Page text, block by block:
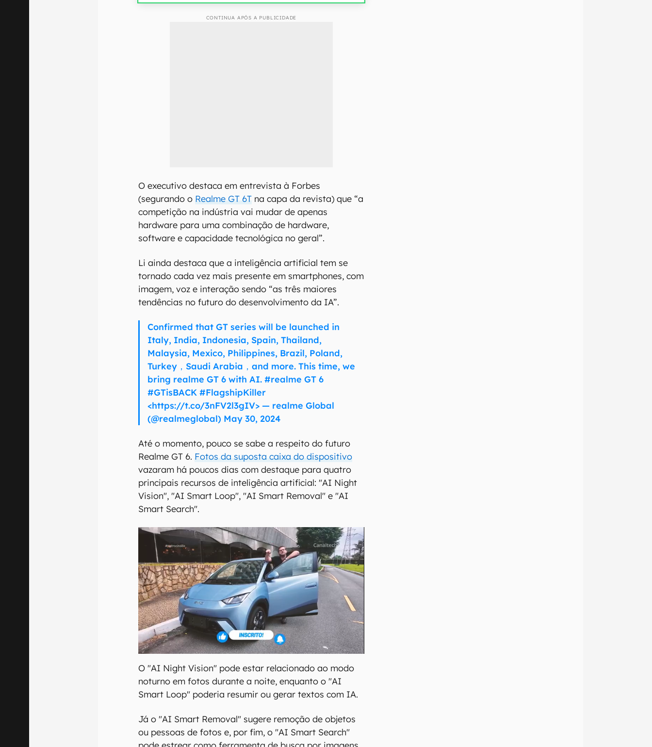
CONTINUA APÓS A PUBLICIDADE
O executivo destaca em entrevista à Forbes
(segurando o Realme GT 6T na capa da revista) que “a
competição na indústria vai mudar de apenas
hardware para uma combinação de hardware,
software e capacidade tecnológica no geral”.
Li ainda destaca que a inteligência artificial tem se
tornado cada vez mais presente em smartphones, com
imagem, voz e interação sendo “as três maiores
tendências no futuro do desenvolvimento da IA”.
Confirmed that GT series will be launched in
Italy, India, Indonesia, Spain, Thailand,
Malaysia, Mexico, Philippines, Brazil, Poland,
Turkey，Saudi Arabia，and more. This time, we
bring realme GT 6 with AI. #realme GT 6
#GTisBACK #FlagshipKiller
<https://t.co/3nFV2l3gIV> — realme Global
(@realmeglobal) May 30, 2024
Até o momento, pouco se sabe a respeito do futuro
Realme GT 6. Fotos da suposta caixa do dispositivo
vazaram há poucos dias com destaque para quatro
principais recursos de inteligência artificial: "AI Night
Vision", "AI Smart Loop", "AI Smart Removal" e "AI
Smart Search".
O "AI Night Vision" pode estar relacionado ao modo
noturno em fotos durante a noite, enquanto o "AI
Smart Loop" poderia resumir ou gerar textos com IA.
Já o "AI Smart Removal" sugere remoção de objetos
ou pessoas de fotos e, por fim, o "AI Smart Search"